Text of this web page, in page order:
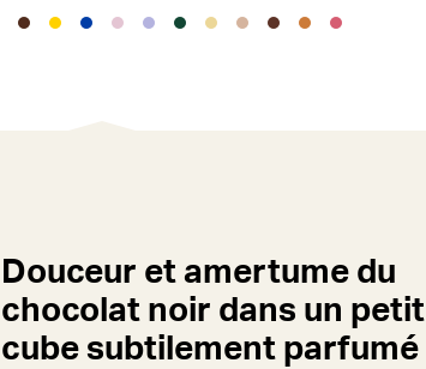
Douceur et amertume du
chocolat noir dans un petit
cube subtilement parfumé